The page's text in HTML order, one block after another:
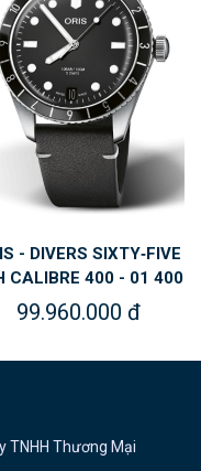
ORIS - DIVERS
CHRONOGRAPH
7791 4054-07 8
TNHH Thương Mại